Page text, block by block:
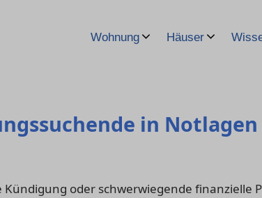
Wohnung Häuser
in
oder schwerwiegende finanzielle